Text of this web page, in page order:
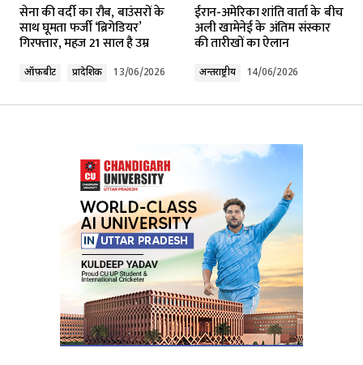
Required fields are marked*
Your Name*
Your E-mail*
Submit Comment
सेना की वर्दी का रौब, बाउंसरों के
साथ घूमता फर्जी ‘ब्रिगेडियर’
गिरफ्तार, महज 21 साल है उम्र
ऑफ़बीट प्रादेशिक 13/06/2026
ईरान-अमेरिका शांति वार्ता के बीच
अली खामेनेई के अंतिम संस्कार
की तारीखों का ऐलान
अन्तर्राष्ट्रीय 14/06/2026